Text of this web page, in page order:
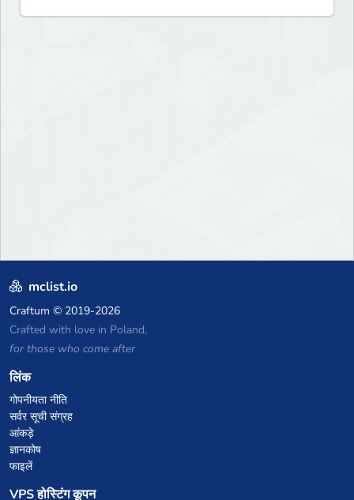
mclist.io
Craftum © 2019-2026
Crafted with love in Poland,
for those who come after
लिंक
गोपनीयता नीति
सर्वर सूची संग्रह
आंकड़े
ज्ञानकोष
फाइलें
VPS होस्टिंग कूपन